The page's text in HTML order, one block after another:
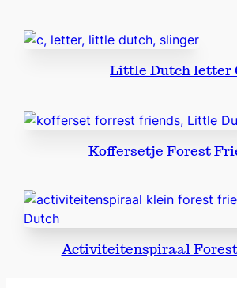
e
r
J
t
a
Little Dutch letter
Koffersetje Forest
Activiteitenspiraal